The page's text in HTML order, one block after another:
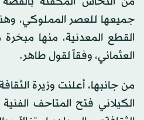
جميعها للعصر المملوكي،
القطع المعدنية، منها
العثماني، وفقاً لقول طاهر.
من جانبها، أعلنت وزيرة
الكيلاني فتح المتاحف الفنية